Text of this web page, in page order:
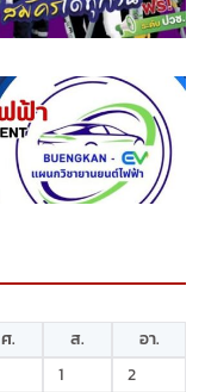
ศ. ส.
อา.
1
2